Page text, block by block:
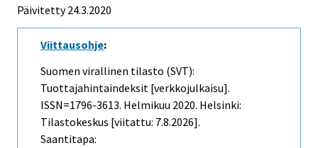
Päivitetty 24.3.2020
Viittausohje:
Suomen virallinen tilasto (SVT):
Tuottajahintaindeksit [verkkojulkaisu].
ISSN=1796-3613. Helmikuu 2020. Helsinki:
Tilastokeskus [viitattu: 7.8.2026].
Saantitapa: